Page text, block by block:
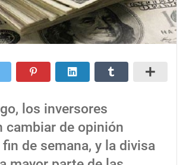
los inversores
cambiar de opinión
de semana, y la divisa